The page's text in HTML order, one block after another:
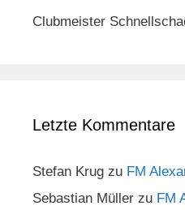
Clubmeister
Letzte Kommentare
Stefan Krug zu FM
Sebastian Müller zu FM